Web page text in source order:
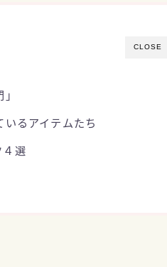
CLOSE
るアイテムたち
４選